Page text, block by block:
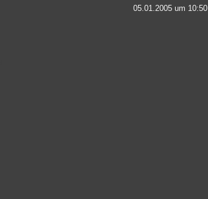
05.01.2005 um 10:50